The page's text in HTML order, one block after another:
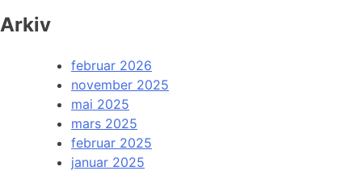
Arkiv
februar 2026
november 2025
mai 2025
mars 2025
februar 2025
januar 2025